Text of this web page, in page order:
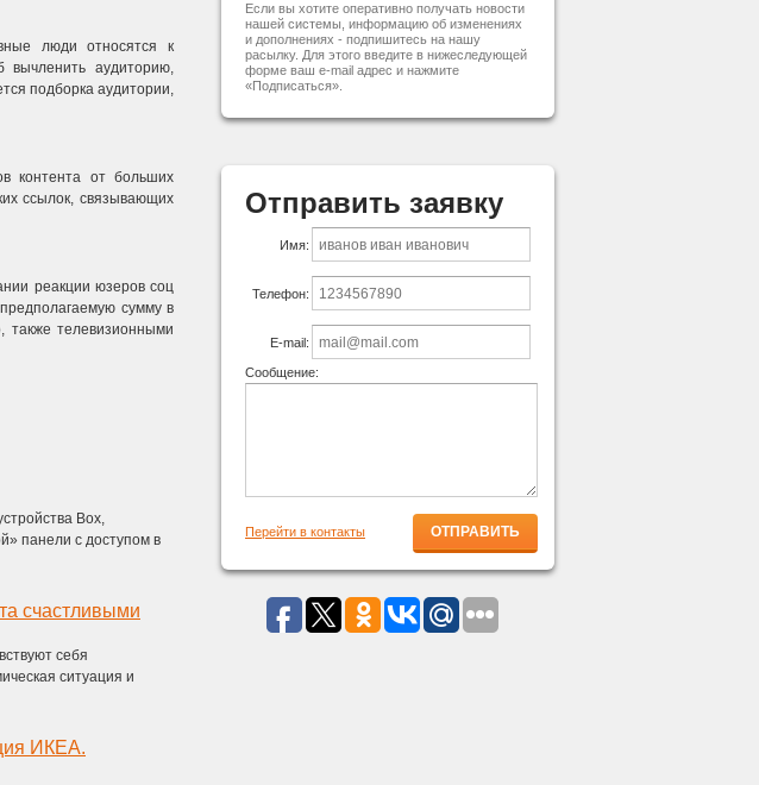
люди относятся к
вычленить аудиторию,
подборка аудитории,
контента от больших
ссылок, связывающих
реакции юзеров соц
сумму в
также телевизионными
Box,
панели с доступом в
счастливыми
себя
ситуация и
ИКЕА.
Если вы хотите оперативно получать новости
нашей системы, информацию об изменениях
и дополнениях - подпишитесь на нашу
расылку. Для этого введите в нижеследующей
форме ваш e-mail адрес и нажмите
«Подписаться».
Отправить заявку
Имя:
Телефон:
E-mail:
Сообщение:
Перейти в контакты